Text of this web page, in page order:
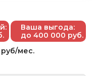
Ваша выгода:
до 400 000 руб.
руб/мес.